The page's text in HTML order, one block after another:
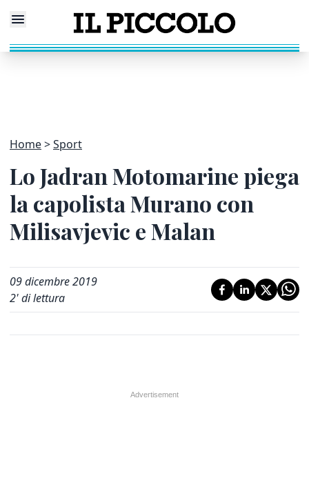
Home Sport
Lo Jadran Motomarine piega
la capolista Murano con
Milisavjevic e Malan
09 dicembre 2019
2' di lettura